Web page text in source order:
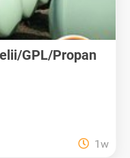
GPL/Propan
1w